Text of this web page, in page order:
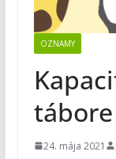
OZNAMY
24. mája 2021